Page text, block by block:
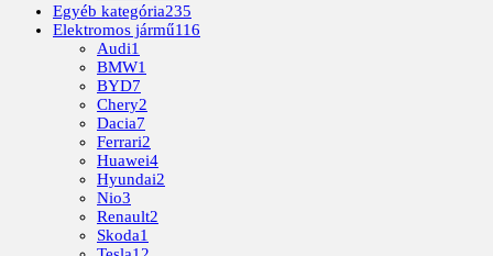
Egyéb kategória235
Elektromos jármű116
Audi1
BMW1
BYD7
Chery2
Dacia7
Ferrari2
Huawei4
Hyundai2
Nio3
Renault2
Skoda1